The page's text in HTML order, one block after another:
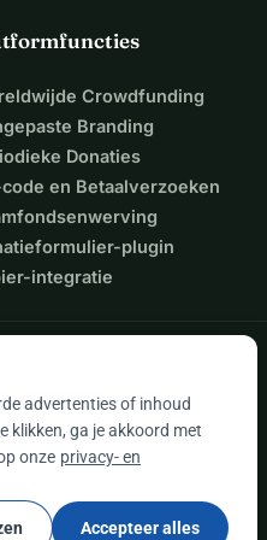
Crowdfunding
Branding
Donaties
code en Betaalverzoeken
plugin
integratie
advertenties of inhoud
klikken, ga je akkoord met
onze privacy- en
Accepteer alles